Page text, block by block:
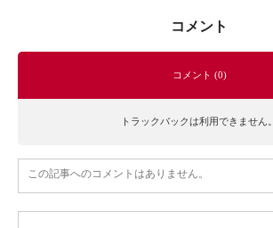
コメント
コメント (0)
トラックバックは利用できません。
この記事へのコメントはありません。